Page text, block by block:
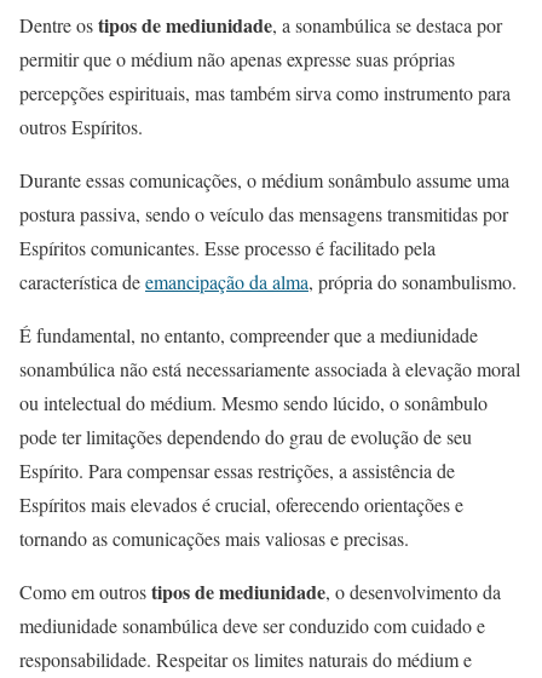
Dentre ostipos de mediunidade, a sonambúlica se destaca por
permitir que o médium não apenas expresse suas próprias
percepções espirituais, mas também sirva como instrumento para
outros Espíritos.
Durante essas comunicações, o médium sonâmbulo assume uma
postura passiva, sendo o veículo das mensagens transmitidas por
Espíritos comunicantes. Esse processo é facilitado pela
característica deemancipação da alma, própria do sonambulismo.
É fundamental, no entanto, compreender que a mediunidade
sonambúlica não está necessariamente associada à elevação moral
ou intelectual do médium. Mesmo sendo lúcido, o sonâmbulo
pode ter limitações dependendo do grau de evolução de seu
Espírito. Para compensar essas restrições, a assistência de
Espíritos mais elevados é crucial, oferecendo orientações e
tornando as comunicações mais valiosas e precisas.
Como em outrostipos de mediunidade, o desenvolvimento da
mediunidade sonambúlica deve ser conduzido com cuidado e
responsabilidade. Respeitar os limites naturais do médium e